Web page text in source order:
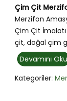
Çim Çit
Merzifon
Çim Çit
çit, doğal çim
Devamını Oku
Kategoriler: